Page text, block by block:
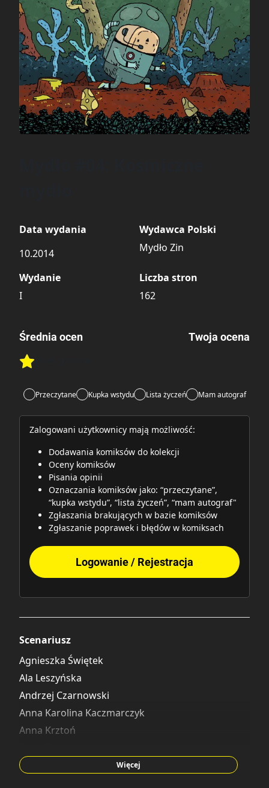
Data wydania
10.2014
Wydawca Polski
Mydło Zin
Wydanie
I
Liczba stron
162
Średnia ocen
Rate this item:
Twoja ocena
Przeczytane Kupka wstydu Lista życzeń Mam autograf
Zalogowani użytkownicy mają możliwość:
Dodawania komiksów do kolekcji
Oceny komiksów
Pisania opinii
Oznaczania komiksów jako: “przeczytane”,
“kupka wstydu”, “lista życzeń”, “mam autograf"
Zgłaszania brakujących w bazie komiksów
Zgłaszanie poprawek i błędów w komiksach
Logowanie / Rejestracja
Scenariusz
Agnieszka Świętek
Ala Leszyńska
Andrzej Czarnowski
Anna Karolina Kaczmarczyk
Anna Krztoń
Blanka Pe
Więcej